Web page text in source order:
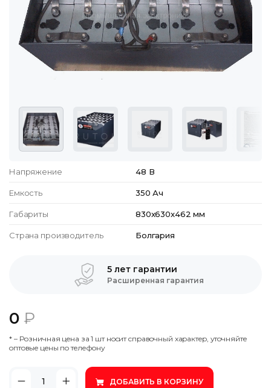
Напряжение 48 В
Емкость 350 Ач
Габариты 830x630x462 мм
Страна производитель Болгария
5 лет гарантии
Расширенная гарантия
0 ₽
* – Poзничнaя цeнa зa 1 шт нocит cпpaвoчный xapaктep, утoчняйтe
oптoвыe цeны пo тeлeфoну
ДОБАВИТЬ В КОРЗИНУ